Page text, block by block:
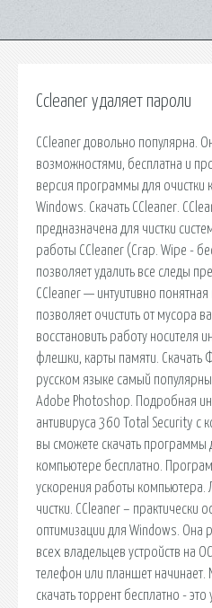
Ccleaner удаляет пароли
CCleaner довольно популярна.
возможностями, бесплатна и
версия программы для очистки
Windows. Скачать CCleaner.
предназначена для чистки
работы CCleaner (Crap. Wipe -
позволяет удалить все следы
CCleaner — интуитивно
позволяет очистить от мусора
восстановить работу носителя
флешки, карты памяти. Cкачать
русском языке самый
Adobe Photoshop. Подробная
антивируса 360 Total Security
вы сможете скачать программы
компьютере бесплатно.
ускорения работы
чистки. CCleaner – практически
оптимизации для Windows. Она
всех владельцев устройств на
телефон или планшет
скачать торрент бесплатно -